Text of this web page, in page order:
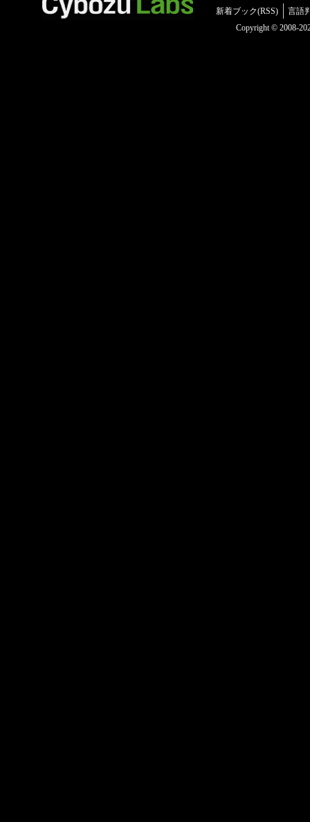
新着ブック(RSS)
言語
Copyright © 2008-